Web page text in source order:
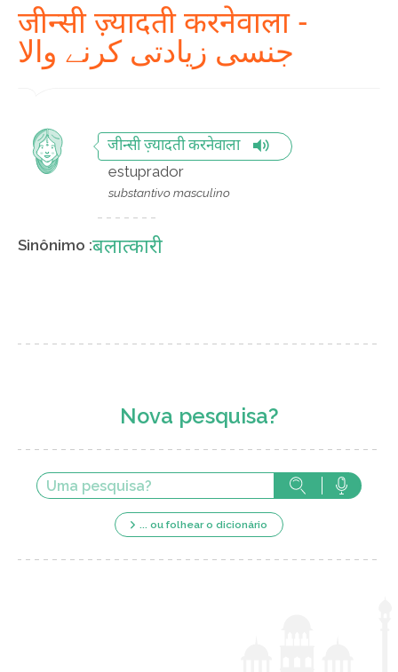
जीन्सी ज़्यादती करनेवाला -
جنسی زیادتی کرنے والا
जीन्सी ज़्यादती करनेवाला
estuprador
substantivo masculino
Sinônimo :बलात्कारी
Nova pesquisa?
... ou folhear o dicionário